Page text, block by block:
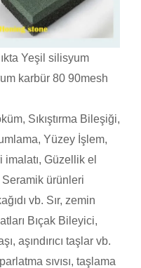
Yeşil silisyum
karbür 80 90mesh
Sıkıştırma Bileşiği,
Yüzey İşlem,
Güzellik el
ürünleri
vb. Sır, zemin
Bıçak Bileyici,
aşındırıcı taşlar vb.
sıvısı, taşlama